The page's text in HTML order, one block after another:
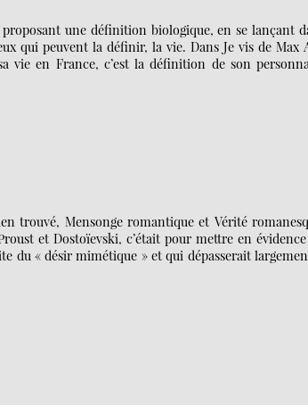
une définition biologique, en se lançant
qui peuvent la définir, la vie. Dans Je vis de Max
vie en France, c’est la définition de son
trouvé, Mensonge romantique et Vérité
et Dostoïevski, c’était pour mettre en
du « désir mimétique » et qui dépasserait